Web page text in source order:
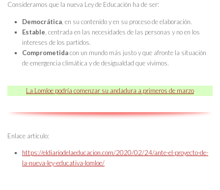
Consideramos que la nueva Ley de Educación ha de ser:
Democrática , en su contenido y en su proceso de elaboración.
Estable , centrada en las necesidades de las personas y no en los
intereses de los partidos.
Comprometidacon un mundo más justo y que afronte la situación
de emergencia climática y de desigualdad que vivimos.
La Lomloe podría comenzar su andadura a primeros de marzo
Enlace artículo:
https://eldiariodelaeducacion.com/2020/02/24/ante-el-proyecto-de-
la-nueva-ley-educativa-lomloe/